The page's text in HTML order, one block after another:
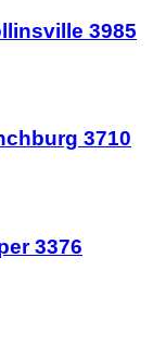
3985
3710
3376